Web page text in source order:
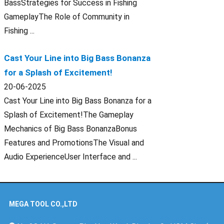
BassStrategies for Success in Fishing
GameplayThe Role of Community in
Fishing ...
Cast Your Line into Big Bass Bonanza
for a Splash of Excitement!
20-06-2025
Cast Your Line into Big Bass Bonanza for a
Splash of Excitement!The Gameplay
Mechanics of Big Bass BonanzaBonus
Features and PromotionsThe Visual and
Audio ExperienceUser Interface and ...
MEGA TOOL CO.,LTD